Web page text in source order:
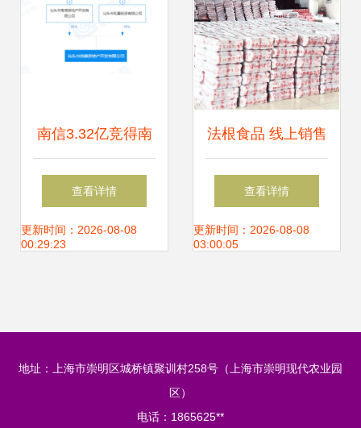
南信3.32亿竞得南
澳91亩旅馆用地 片
区将打造高端旅游
查看详情
更新时间：2026-08-08
00:29:23
法根食品 线上销售
撑起半边天，开拓
针纺织品及原料新
查看详情
更新时间：2026-08-08
03:00:05
地址：上海市崇明区城桥镇聚训村258号（上海市崇明现代农业园
区）
电话：1865625**